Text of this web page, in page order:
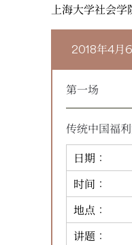
上海大学社会
2018年4月6
第一场
传统中国福
日期：
时间：
地点：
讲题：